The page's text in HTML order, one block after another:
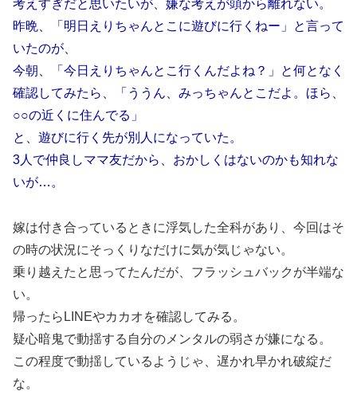
考えすぎだと思いたいが、嫌な考えが頭から離れない。
昨晩、「明日えりちゃんとこに遊びに行くねー」と言って
いたのが、
今朝、「今日えりちゃんとこ行くんだよね？」と何となく
確認してみたら、「ううん、みっちゃんとこだよ。ほら、
○○の近くに住んでる」
と、遊びに行く先が別人になっていた。
3人で仲良しママ友だから、おかしくはないのかも知れな
いが…。
嫁は付き合っているときに浮気した全科があり、今回はそ
の時の状況にそっくりなだけに気が気じゃない。
乗り越えたと思ってたんだが、フラッシュバックが半端な
い。
帰ったらLINEやカカオを確認してみる。
疑心暗鬼で動揺する自分のメンタルの弱さが嫌になる。
この程度で動揺しているようじゃ、遅かれ早かれ破綻だ
な。